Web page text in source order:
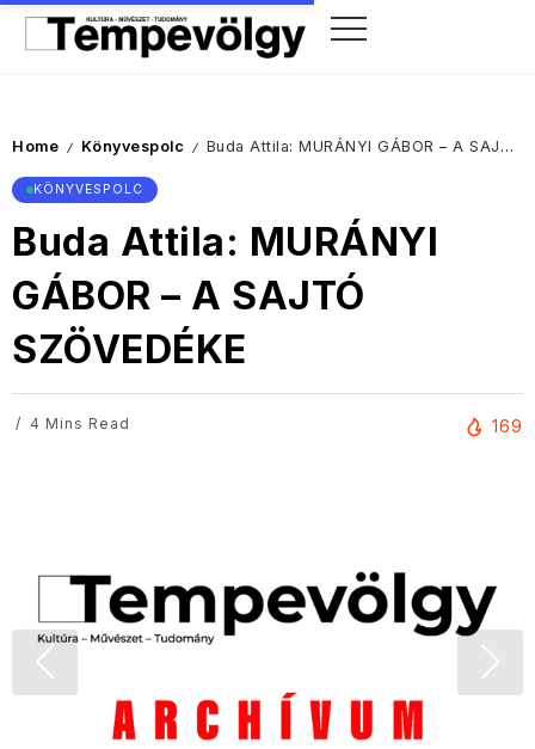
Home / Könyvespolc / Buda Attila: MURÁNYI GÁBOR – A SAJTÓ SZÖVEDÉKE
KÖNYVESPOLC
Buda Attila: MURÁNYI
GÁBOR – A SAJTÓ
SZÖVEDÉKE
4 Mins Read 169